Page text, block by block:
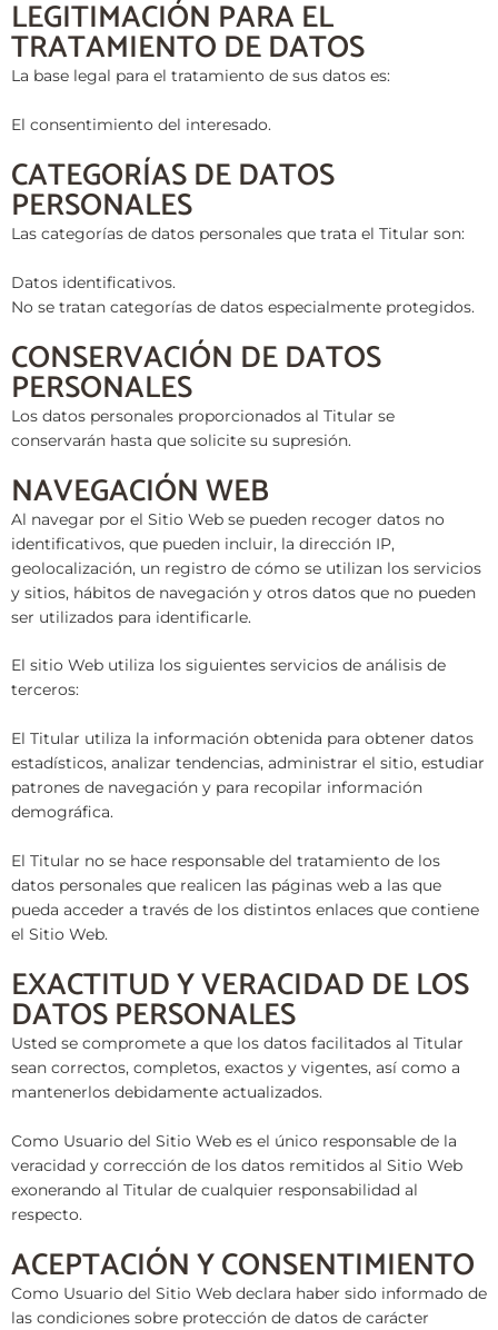
LEGITIMACIÓN PARA EL
TRATAMIENTO DE DATOS
La base legal para el tratamiento de sus datos es:
El consentimiento del interesado.
CATEGORÍAS DE DATOS
PERSONALES
Las categorías de datos personales que trata el Titular son:
Datos identificativos.
No se tratan categorías de datos especialmente protegidos.
CONSERVACIÓN DE DATOS
PERSONALES
Los datos personales proporcionados al Titular se
conservarán hasta que solicite su supresión.
NAVEGACIÓN WEB
Al navegar por el Sitio Web se pueden recoger datos no
identificativos, que pueden incluir, la dirección IP,
geolocalización, un registro de cómo se utilizan los servicios
y sitios, hábitos de navegación y otros datos que no pueden
ser utilizados para identificarle.
El sitio Web utiliza los siguientes servicios de análisis de
terceros:
El Titular utiliza la información obtenida para obtener datos
estadísticos, analizar tendencias, administrar el sitio, estudiar
patrones de navegación y para recopilar información
demográfica.
El Titular no se hace responsable del tratamiento de los
datos personales que realicen las páginas web a las que
pueda acceder a través de los distintos enlaces que contiene
el Sitio Web.
EXACTITUD Y VERACIDAD DE LOS
DATOS PERSONALES
Usted se compromete a que los datos facilitados al Titular
sean correctos, completos, exactos y vigentes, así como a
mantenerlos debidamente actualizados.
Como Usuario del Sitio Web es el único responsable de la
veracidad y corrección de los datos remitidos al Sitio Web
exonerando al Titular de cualquier responsabilidad al
respecto.
ACEPTACIÓN Y CONSENTIMIENTO
Como Usuario del Sitio Web declara haber sido informado de
las condiciones sobre protección de datos de carácter